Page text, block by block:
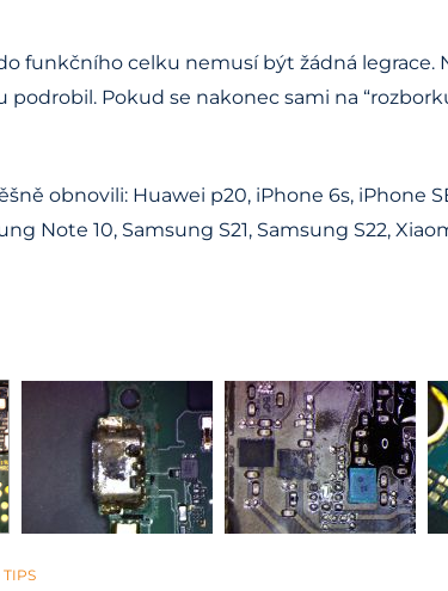
funkčního celku nemusí být žádná
Pokud se nakonec sami na
obnovili: Huawei p20, iPhone 6s, iPhone
Note 10, Samsung S21, Samsung S22,